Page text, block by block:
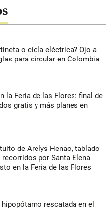
o cicla eléctrica? Ojo a
para circular en Colombia
la Feria de las Flores: final de
gratis y más planes en
de Arelys Henao, tablado
recorridos por Santa Elena
en la Feria de las Flores
rescatada en el